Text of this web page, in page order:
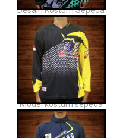
Desain Kostum Sepeda
Model kostum sepeda